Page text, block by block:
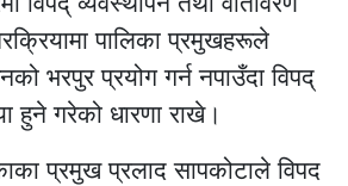
पालिका प्रमुखहरूले
भरपुर प्रयोग गर्न नपाउँदा विपद्
हुने गरेको धारणा राखे।
प्रमुख प्रलाद सापकोटाले विपद